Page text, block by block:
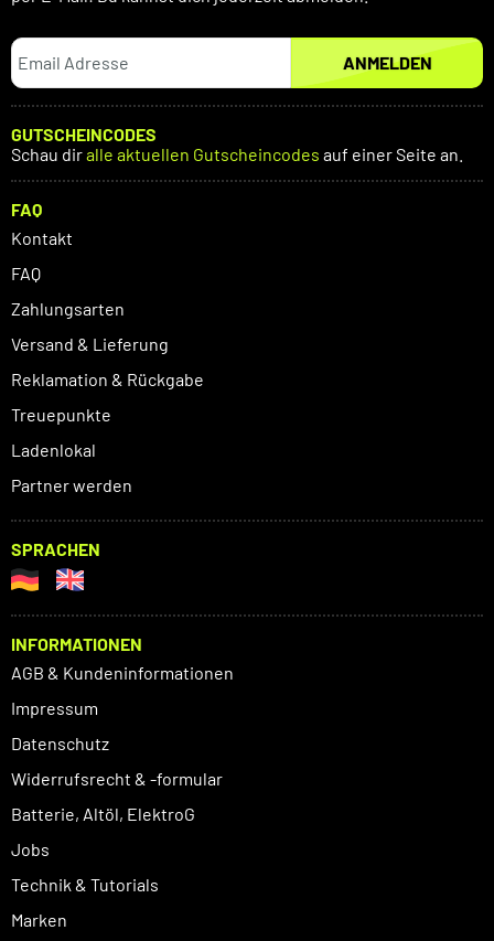
ANMELDEN
GUTSCHEINCODES
Schau diralle aktuellen Gutscheincodes auf einer Seite an.
FAQ
Kontakt
FAQ
Zahlungsarten
Versand & Lieferung
Reklamation & Rückgabe
Treuepunkte
Ladenlokal
Partner werden
SPRACHEN
INFORMATIONEN
AGB & Kundeninformationen
Impressum
Datenschutz
Widerrufsrecht & -formular
Batterie, Altöl, ElektroG
Jobs
Technik & Tutorials
Marken